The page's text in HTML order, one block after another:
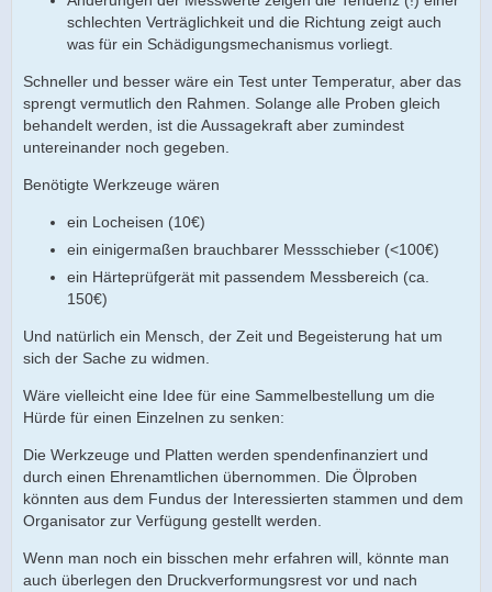
schlechten Verträglichkeit und die Richtung zeigt auch
was für ein Schädigungsmechanismus vorliegt.
Schneller und besser wäre ein Test unter Temperatur, aber das
sprengt vermutlich den Rahmen. Solange alle Proben gleich
behandelt werden, ist die Aussagekraft aber zumindest
untereinander noch gegeben.
Benötigte Werkzeuge wären
ein Locheisen (10€)
ein einigermaßen brauchbarer Messschieber (<100€)
ein Härteprüfgerät mit passendem Messbereich (ca.
150€)
Und natürlich ein Mensch, der Zeit und Begeisterung hat um
sich der Sache zu widmen.
Wäre vielleicht eine Idee für eine Sammelbestellung um die
Hürde für einen Einzelnen zu senken:
Die Werkzeuge und Platten werden spendenfinanziert und
durch einen Ehrenamtlichen übernommen. Die Ölproben
könnten aus dem Fundus der Interessierten stammen und dem
Organisator zur Verfügung gestellt werden.
Wenn man noch ein bisschen mehr erfahren will, könnte man
auch überlegen den Druckverformungsrest vor und nach